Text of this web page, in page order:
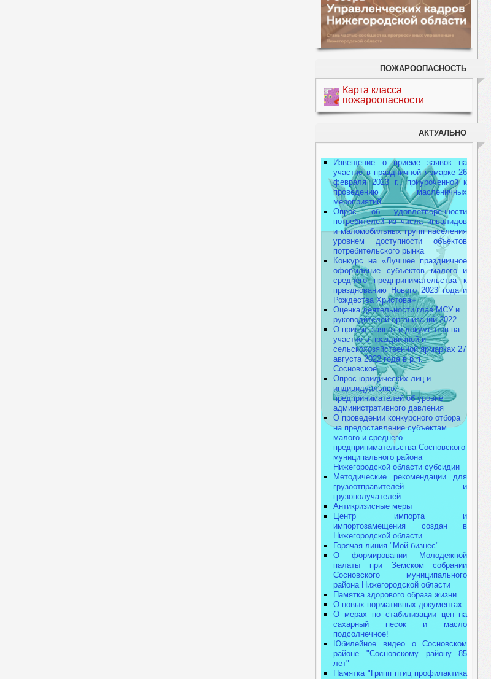
ПОЖАРООПАСНОСТЬ
Карта класса
пожароопасности
АКТУАЛЬНО
Извещение о приеме заявок на
участие в праздничной ярмарке 26
февраля 2023 г., приуроченной к
проведению масленичных
мероприятий
Опрос об удовлетворенности
потребителей из числа инвалидов
и маломобильных групп населения
уровнем доступности объектов
потребительского рынка
Конкурс на «Лучшее праздничное
оформление субъектов малого и
среднего предпринимательства к
празднованию Нового 2023 года и
Рождества Христова»
Оценка деятельности глав МСУ и
руководителей организаций 2022
О приеме заявок и документов на
участие в праздничной и
сельскохозяйственной ярмарках 27
августа 2022 года в р.п.
Сосновское
Опрос юридических лиц и
индивидуальных
предпринимателей об уровне
административного давления
О проведении конкурсного отбора
на предоставление субъектам
малого и среднего
предпринимательства Сосновского
муниципального района
Нижегородской области субсидии
Методические рекомендации для
грузоотправителей и
грузополучателей
Антикризисные меры
Центр импорта и
импортозамещения создан в
Нижегородской области
Горячая линия "Мой бизнес"
О формировании Молодежной
палаты при Земском собрании
Сосновского муниципального
района Нижегородской области
Памятка здорового образа жизни
О новых нормативных документах
О мерах по стабилизации цен на
сахарный песок и масло
подсолнечное!
Юбилейное видео о Сосновском
районе "Сосновскому району 85
лет"
Памятка "Грипп птиц профилактика